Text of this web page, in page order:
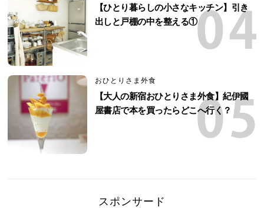
【ひとり暮らしの小さなキッチン】引き
出しと戸棚の中を整える①
おひとりさま外食
【大人の新宿おひとりさま外食】紀伊國
屋書店で本を買ったらどこへ行く？
スポンサード